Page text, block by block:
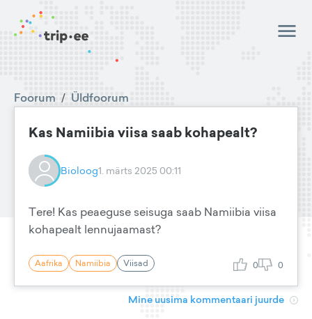
Foorum / Üldfoorum
Kas Namiibia viisa saab kohapealt?
Bioloog1. märts 2025 00:11
Tere! Kas peaeguse seisuga saab Namiibia viisa
kohapealt lennujaamast?
Aafrika Namiibia Viisad 0 0
Mine uusima kommentaari juurde